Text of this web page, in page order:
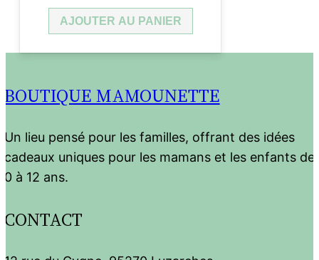
AJOUTER AU PANIER
BOUTIQUE MAMOUNETTE
Un lieu pensé pour les familles, offrant des idées
cadeaux uniques pour les mamans et les enfants de
0 à 12 ans.
CONTACT